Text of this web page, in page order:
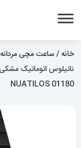
خانه /ساعت مچی مردانه
NUATILOS 01180